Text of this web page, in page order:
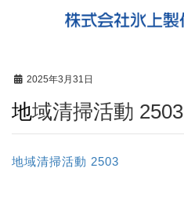
2025年3月31日
地域清掃活動 2503
地域清掃活動 2503